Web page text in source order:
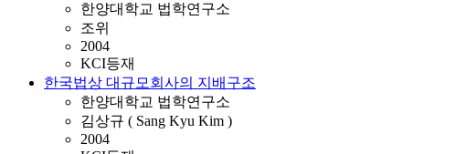
한양대학교 법학연구소
조위
2004
KCI등재
한국법상 대규모회사의 지배구조
한양대학교 법학연구소
김상규 ( Sang Kyu Kim )
2004